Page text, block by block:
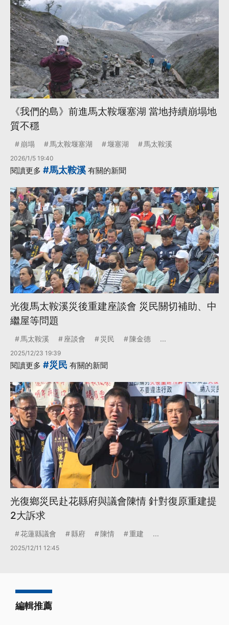
《我們的島》前進馬太鞍堰塞湖 當地持續崩塌地
質不穩
崩塌 馬太鞍堰塞湖 堰塞湖 馬太鞍溪
2026/1/5 19:40
閱讀更多 #馬太鞍溪 有關的新聞
光復馬太鞍溪災後重建座談會 災民關切補助、中
繼屋等問題
馬太鞍溪 座談會 災民 陳金德 ...
2025/12/23 19:39
閱讀更多 #災民 有關的新聞
光復鄉災民赴花縣府與議會陳情 針對復原重建提
2大訴求
花蓮縣議會 縣府 陳情 重建 ...
2025/12/11 12:45
編輯推薦